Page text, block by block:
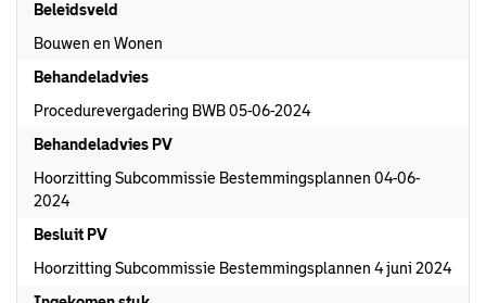
Beleidsveld
Bouwen en Wonen
Behandeladvies
Procedurevergadering BWB 05-06-2024
Behandeladvies PV
Hoorzitting Subcommissie Bestemmingsplannen 04-06-
2024
Besluit PV
Hoorzitting Subcommissie Bestemmingsplannen 4 juni 2024